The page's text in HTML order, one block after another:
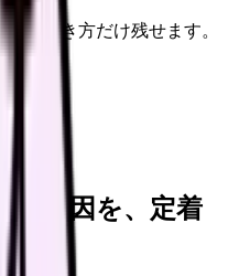
る働き方だけ残せます。
う原因を、定着